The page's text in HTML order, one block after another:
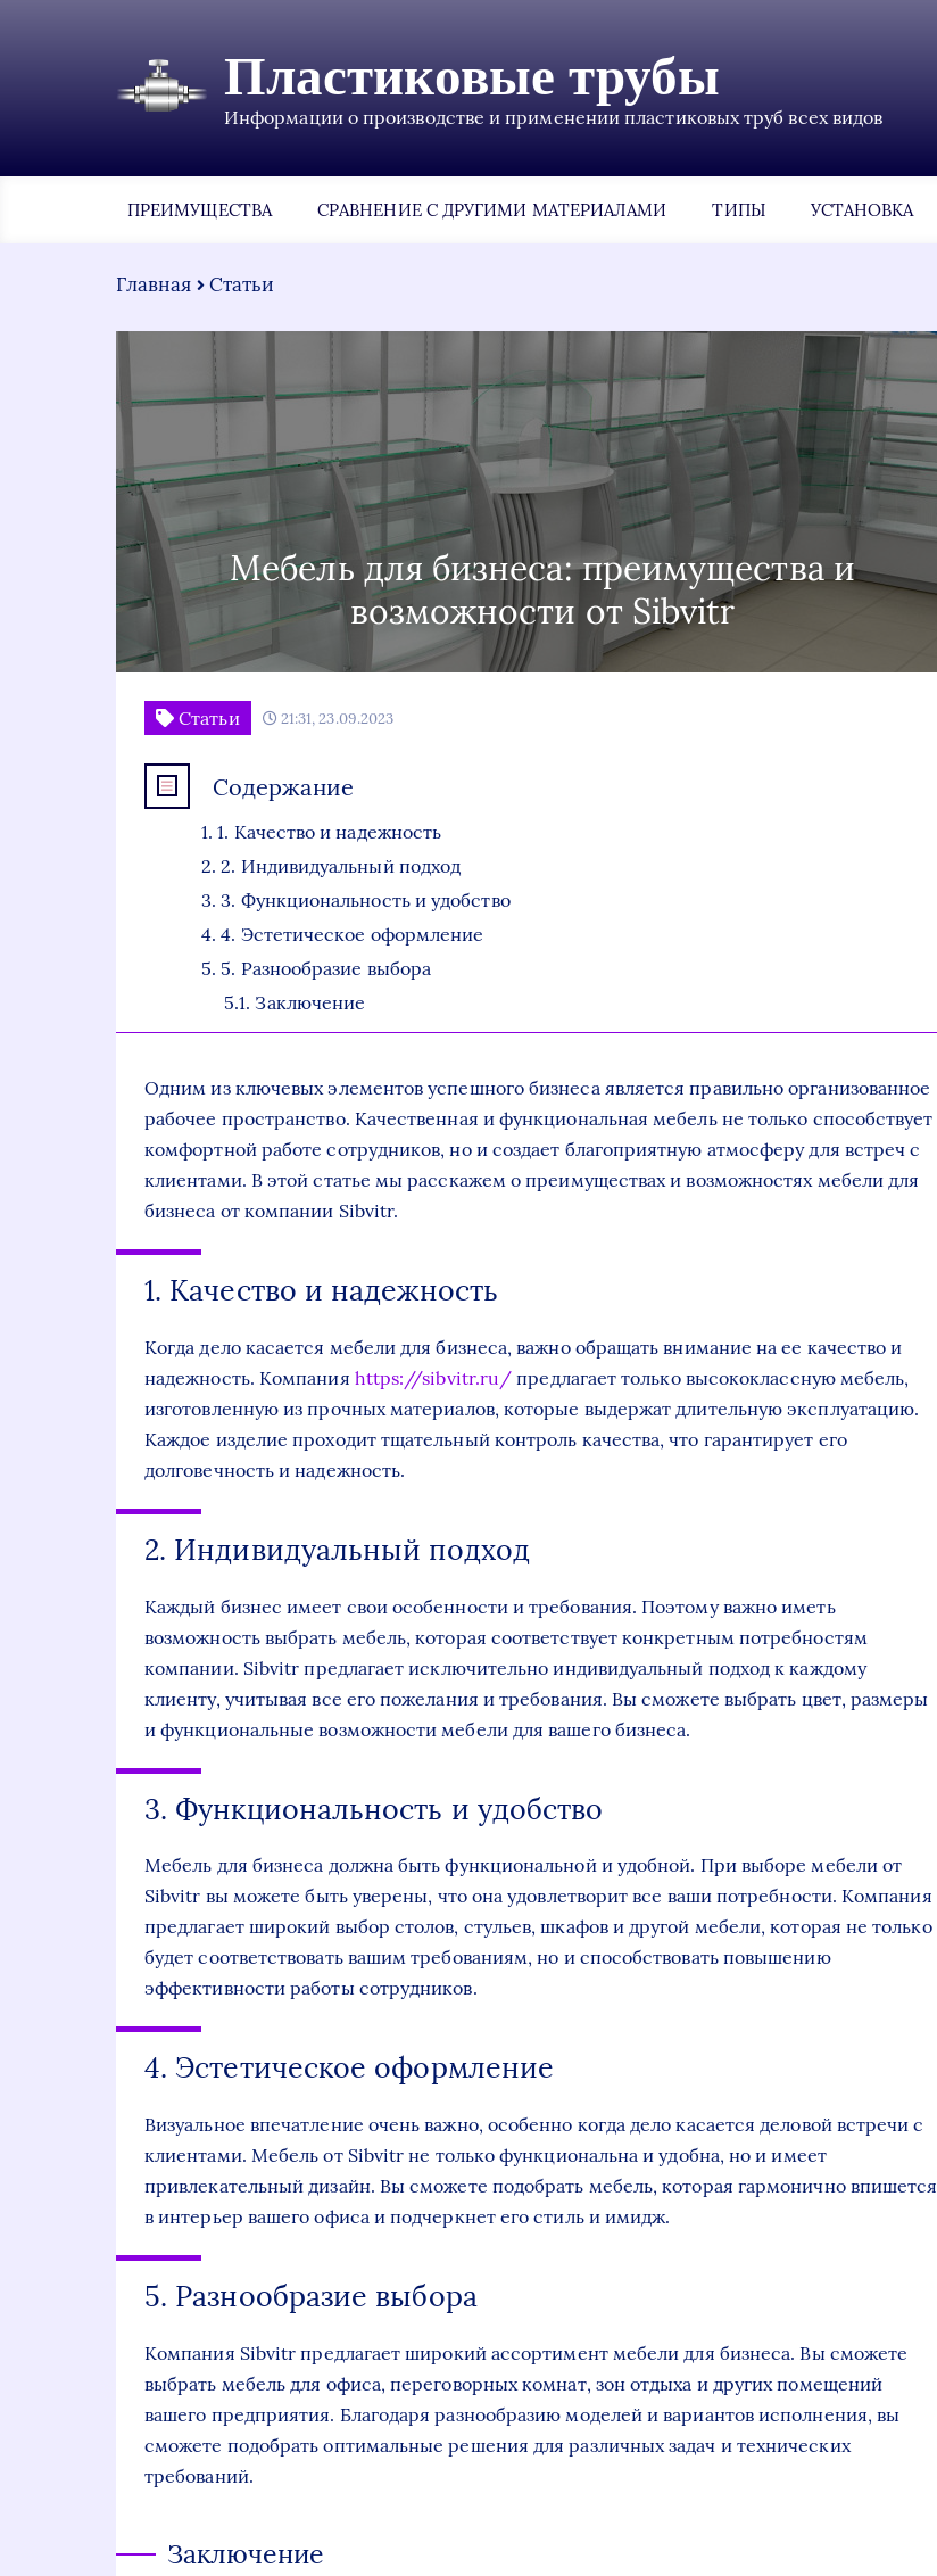
Пластиковые трубы
Информации о производстве и применении пластиковых труб всех видов
ПРЕИМУЩЕСТВА СРАВНЕНИЕ С ДРУГИМИ МАТЕРИАЛАМИ ТИПЫ УСТАНОВКА
Главная Статьи
Мебель для бизнеса: преимущества и
возможности от Sibvitr
Статьи 21:31, 23.09.2023
Содержание
1. Качество и надежность
2. Индивидуальный подход
3. Функциональность и удобство
4. Эстетическое оформление
5. Разнообразие выбора
Заключение
Одним из ключевых элементов успешного бизнеса является правильно организованное
рабочее пространство. Качественная и функциональная мебель не только способствует
комфортной работе сотрудников, но и создает благоприятную атмосферу для встреч с
клиентами. В этой статье мы расскажем о преимуществах и возможностях мебели для
бизнеса от компании Sibvitr.
1. Качество и надежность
Когда дело касается мебели для бизнеса, важно обращать внимание на ее качество и
надежность. Компания https://sibvitr.ru/ предлагает только высококлассную мебель,
изготовленную из прочных материалов, которые выдержат длительную эксплуатацию.
Каждое изделие проходит тщательный контроль качества, что гарантирует его
долговечность и надежность.
2. Индивидуальный подход
Каждый бизнес имеет свои особенности и требования. Поэтому важно иметь
возможность выбрать мебель, которая соответствует конкретным потребностям
компании. Sibvitr предлагает исключительно индивидуальный подход к каждому
клиенту, учитывая все его пожелания и требования. Вы сможете выбрать цвет, размеры
и функциональные возможности мебели для вашего бизнеса.
3. Функциональность и удобство
Мебель для бизнеса должна быть функциональной и удобной. При выборе мебели от
Sibvitr вы можете быть уверены, что она удовлетворит все ваши потребности. Компания
предлагает широкий выбор столов, стульев, шкафов и другой мебели, которая не только
будет соответствовать вашим требованиям, но и способствовать повышению
эффективности работы сотрудников.
4. Эстетическое оформление
Визуальное впечатление очень важно, особенно когда дело касается деловой встречи с
клиентами. Мебель от Sibvitr не только функциональна и удобна, но и имеет
привлекательный дизайн. Вы сможете подобрать мебель, которая гармонично впишется
в интерьер вашего офиса и подчеркнет его стиль и имидж.
5. Разнообразие выбора
Компания Sibvitr предлагает широкий ассортимент мебели для бизнеса. Вы сможете
выбрать мебель для офиса, переговорных комнат, зон отдыха и других помещений
вашего предприятия. Благодаря разнообразию моделей и вариантов исполнения, вы
сможете подобрать оптимальные решения для различных задач и технических
требований.
Заключение